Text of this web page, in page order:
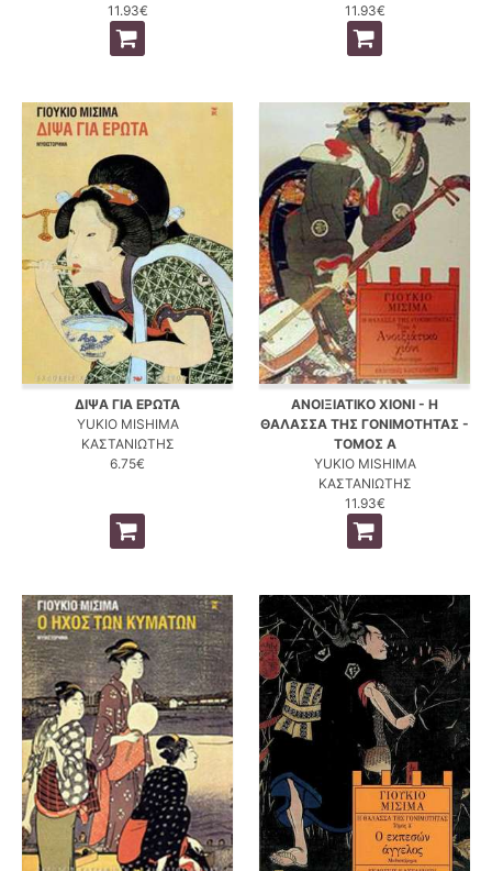
11.93€
11.93€
ΔΙΨΑ ΓΙΑ ΕΡΩΤΑ
YUKIO MISHIMA
ΚΑΣΤΑΝΙΩΤΗΣ
6.75€
ΑΝΟΙΞΙΑΤΙΚΟ ΧΙΟΝΙ - Η
ΘΑΛΑΣΣΑ ΤΗΣ ΓΟΝΙΜΟΤΗΤΑΣ -
ΤΟΜΟΣ Α
YUKIO MISHIMA
ΚΑΣΤΑΝΙΩΤΗΣ
11.93€